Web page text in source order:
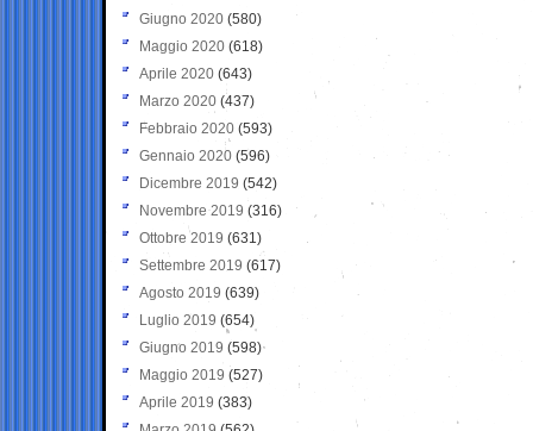
Giugno 2020 (580)
Maggio 2020 (618)
Aprile 2020 (643)
Marzo 2020 (437)
Febbraio 2020 (593)
Gennaio 2020 (596)
Dicembre 2019 (542)
Novembre 2019 (316)
Ottobre 2019 (631)
Settembre 2019 (617)
Agosto 2019 (639)
Luglio 2019 (654)
Giugno 2019 (598)
Maggio 2019 (527)
Aprile 2019 (383)